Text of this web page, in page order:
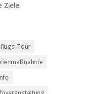
Ziele.
Tour